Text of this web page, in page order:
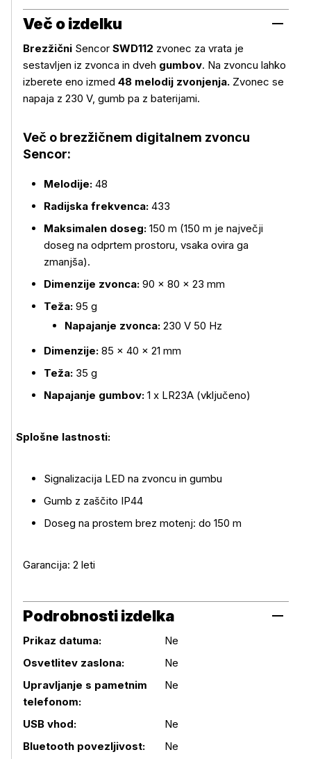
Več o izdelku
Več o izdelku
Brezžični Sencor SWD112 zvonec za vrata je
sestavljen iz zvonca in dveh gumbov. Na zvoncu lahko
izberete eno izmed 48 melodij zvonjenja. Zvonec se
napaja z 230 V, gumb pa z baterijami.
Več o brezžičnem digitalnem zvoncu
Sencor:
Melodije: 48
Radijska frekvenca: 433
Maksimalen doseg: 150 m (150 m je največji
doseg na odprtem prostoru, vsaka ovira ga
zmanjša).
Dimenzije zvonca: 90 × 80 × 23 mm
Teža: 95 g
Napajanje zvonca: 230 V 50 Hz
Dimenzije: 85 × 40 × 21 mm
Teža: 35 g
Napajanje gumbov: 1 x LR23A (vključeno)
Splošne lastnosti:
Signalizacija LED na zvoncu in gumbu
Gumb z zaščito IP44
Doseg na prostem brez motenj: do 150 m
Garancija: 2 leti
Podrobnosti izdelka
Prikaz datuma:
Ne
Osvetlitev zaslona:
Ne
Upravljanje s pametnim
telefonom:
Ne
USB vhod:
Ne
Bluetooth povezljivost:
Ne